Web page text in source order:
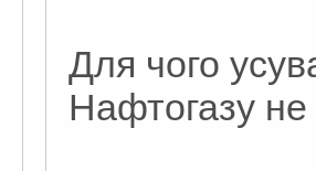
Для чого
Нафтогазу